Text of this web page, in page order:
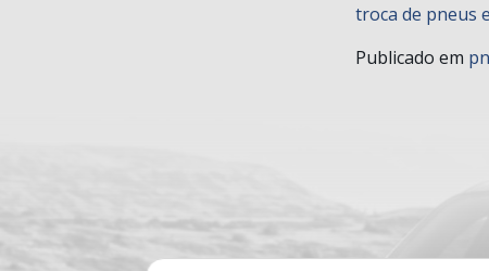
troca de pneus
Publicado em